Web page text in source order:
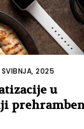
2025
u